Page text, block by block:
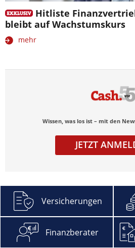
Hitliste
bleibt auf Wachstumskurs
mehr
Wissen, was los ist – mit den
JETZT
Abonnieren
Versicherungen
Finanzberater